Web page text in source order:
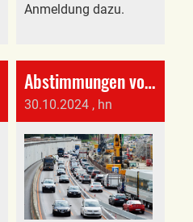
Anmeldung dazu.
Abstimmungen vom 24. November 2024
30.10.2024 , hn